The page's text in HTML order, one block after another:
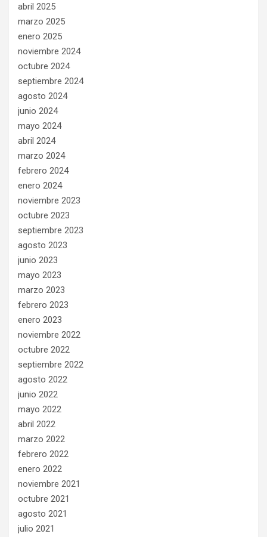
abril 2025
marzo 2025
enero 2025
noviembre 2024
octubre 2024
septiembre 2024
agosto 2024
junio 2024
mayo 2024
abril 2024
marzo 2024
febrero 2024
enero 2024
noviembre 2023
octubre 2023
septiembre 2023
agosto 2023
junio 2023
mayo 2023
marzo 2023
febrero 2023
enero 2023
noviembre 2022
octubre 2022
septiembre 2022
agosto 2022
junio 2022
mayo 2022
abril 2022
marzo 2022
febrero 2022
enero 2022
noviembre 2021
octubre 2021
agosto 2021
julio 2021